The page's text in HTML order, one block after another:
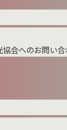
協会へのお問い合